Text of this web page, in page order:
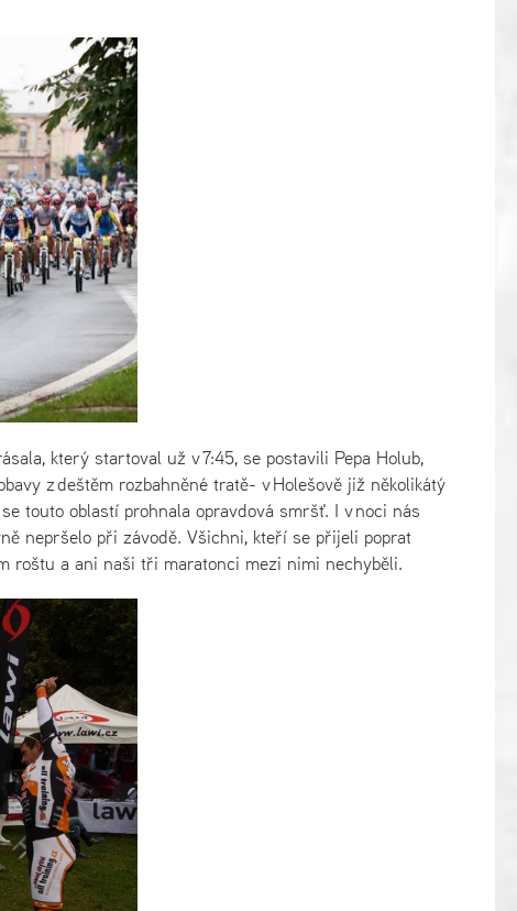
který startoval už v 7:45, se postavili Pepa Holub,
z deštěm rozbahněné tratě- v Holešově již několikátý
touto oblastí prohnala opravdová smršť. I v noci nás
nepršelo při závodě. Všichni, kteří se přijeli poprat
roštu a ani naši tři maratonci mezi nimi nechyběli.